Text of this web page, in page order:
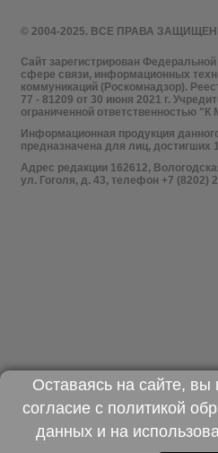
© 2004-2025. ВСЕ ПРАВА
Сайт зарегистрирован
сфере связи, информационных
коммуникаций (Роскомнадзор).
77 - 81209 от 30 июня 2021 г.
ограниченной ответственностью "К
Информационная продукция
предназначена для лиц, достигших
Адрес редакции 162612,
ул. Гоголя, д. 43, телефон +7 (8202)
Оставаясь на сайте, вы
согласие с политикой
данныхи на